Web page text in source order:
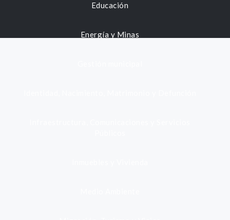
Educación
Energía y Minas